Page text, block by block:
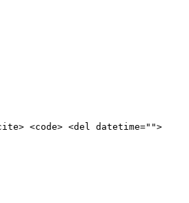
<code> <del datetime="">